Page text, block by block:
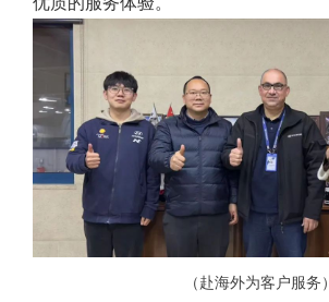
（赴海外为客户服务）